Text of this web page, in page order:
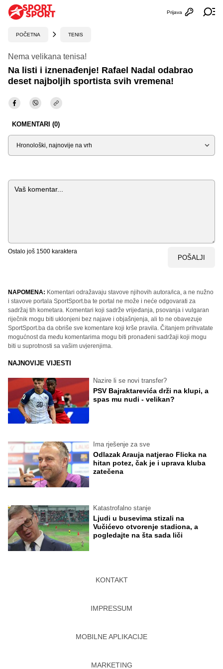
Otvori
Prijava
POČETNA TENIS
Nema velikana tenisa!
Na listi i iznenađenje! Rafael Nadal odabrao
deset najboljih sportista svih vremena!
KOMENTARI (0)
Sortiraj
Komentar
Ostalo još 1500 karaktera
POŠALJI
NAPOMENA: Komentari odražavaju stavove njihovih autora/ica, a ne nužno
i stavove portala SportSport.ba te portal ne može i neće odgovarati za
sadržaj tih kometara. Komentari koji sadrže vrijeđanja, psovanja i vulgaran
riječnik mogu biti uklonjeni bez najave i objašnjenja, ali to ne obavezuje
SportSport.ba da obriše sve komentare koji krše pravila. Čitanjem prihvatate
mogućnost da među komentarima mogu biti pronađeni sadržaji koji mogu
biti u suprotnosti sa vašim uvjerenjima.
NAJNOVIJE VIJESTI
Nazire li se novi transfer?
PSV Bajraktarevića drži na klupi, a
spas mu nudi - velikan?
Ima rješenje za sve
Odlazak Arauja natjerao Flicka na
hitan potez, čak je i uprava kluba
zatečena
Katastrofalno stanje
Ljudi u busevima stizali na
Vučićevo otvorenje stadiona, a
pogledajte na šta sada liči
KONTAKT
IMPRESSUM
MOBILNE APLIKACIJE
MARKETING